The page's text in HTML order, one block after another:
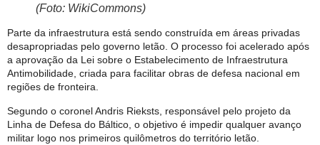
(Foto: WikiCommons)
Parte da infraestrutura está sendo construída em áreas privadas
desapropriadas pelo governo letão. O processo foi acelerado após
a aprovação da Lei sobre o Estabelecimento de Infraestrutura
Antimobilidade, criada para facilitar obras de defesa nacional em
regiões de fronteira.
Segundo o coronel Andris Rieksts, responsável pelo projeto da
Linha de Defesa do Báltico, o objetivo é impedir qualquer avanço
militar logo nos primeiros quilômetros do território letão.